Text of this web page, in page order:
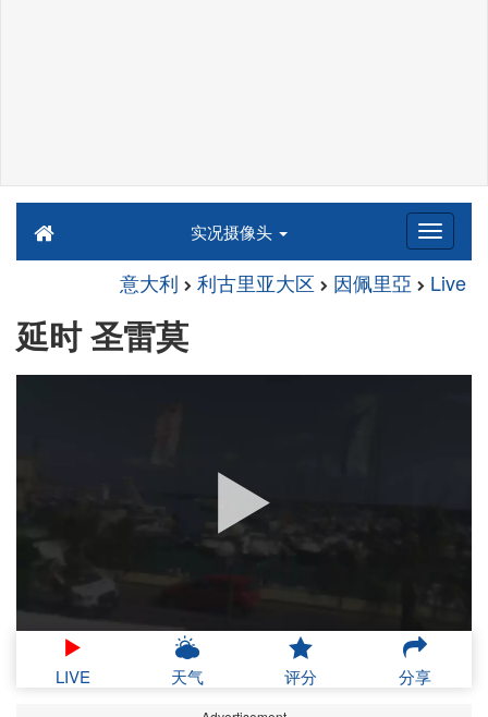
实况摄像头
意大利 利古里亚大区 因佩里亞 Live
延时 圣雷莫
LIVE 天气 评分 分享